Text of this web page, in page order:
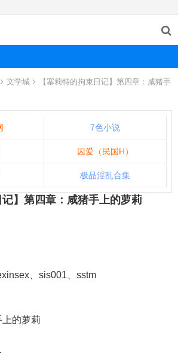
文学城
【塞莉特的拘束日记】第四章：咸猪手
7色小说
囚爱（民国H）
极品淫乱合集
记】第四章：咸猪手上的萝莉
、sis001、sstm
的萝莉